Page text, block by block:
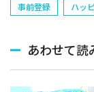
事前登録
ハッ
あわせて読